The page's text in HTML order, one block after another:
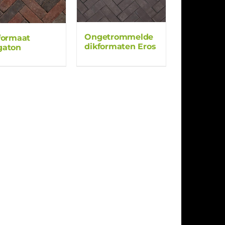
Ongetrommelde
dikformaten Eros